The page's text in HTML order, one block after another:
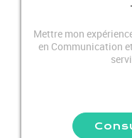
Mettre mon
en Communication